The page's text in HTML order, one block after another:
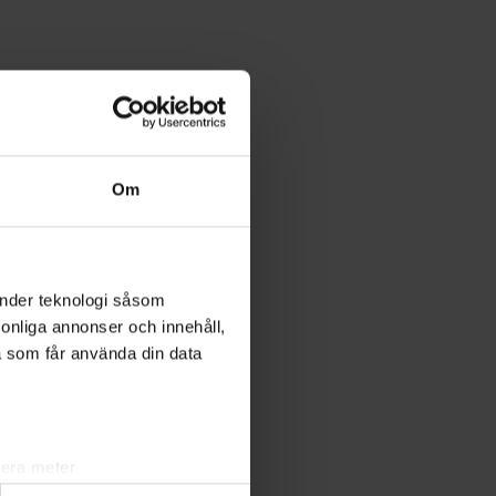
Om
teknologi såsom
annonser och innehåll,
får använda din data
meter